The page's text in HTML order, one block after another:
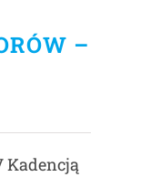
–
Kadencją